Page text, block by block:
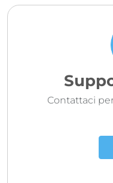
Contattaci